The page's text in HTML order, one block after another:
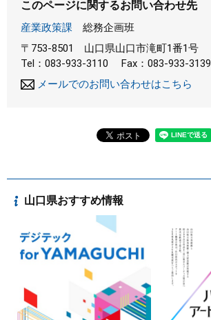
このページに関するお問い合わせ先
産業政策課
総務企画班
〒753-8501
山口県山口市滝町1番1号
Tel：083-933-3110
Fax：083-933-3139
メールでのお問い合わせはこちら
山口県おすすめ情報